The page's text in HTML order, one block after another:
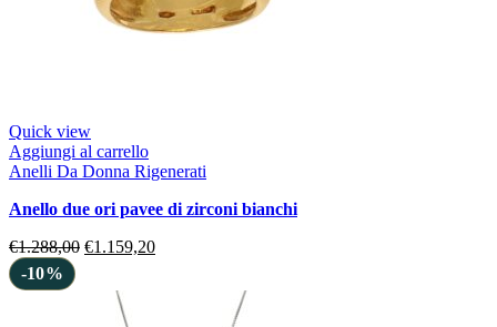
Quick view
Aggiungi al carrello
Anelli Da Donna Rigenerati
anello due ori pavee di zirconi bianchi
€1.288,00 €1.159,20
-10%